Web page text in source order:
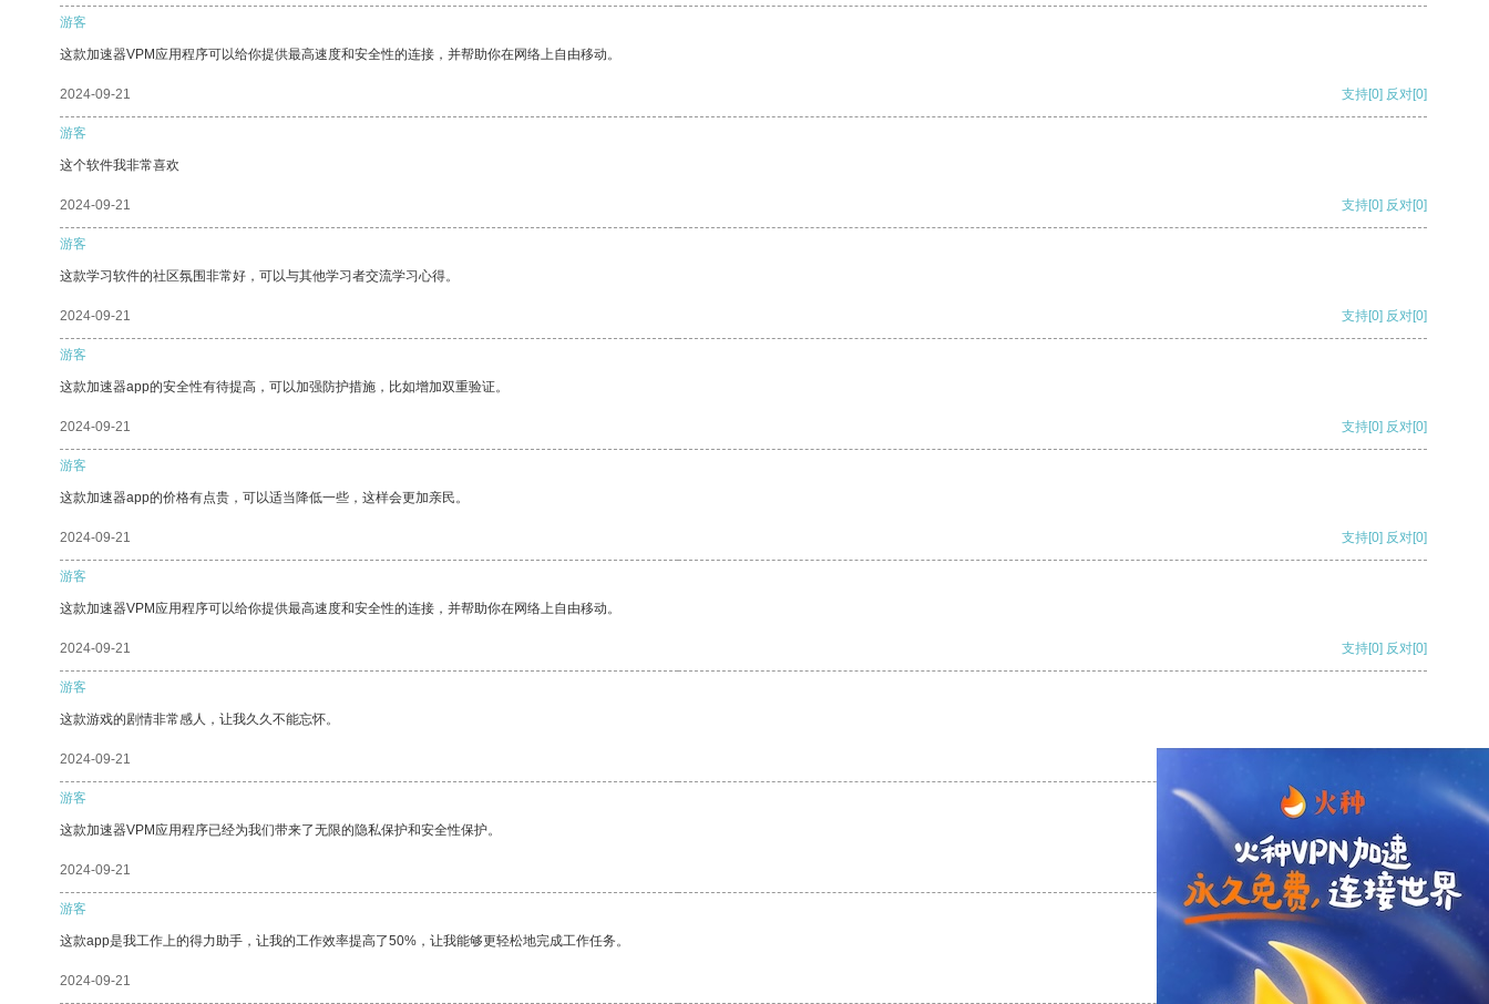
游客
这款加速器VPM应用程序可以给你提供最高速度和安全性的连接，并帮助你在网络上自由移动。
2024-09-21 支持[0] 反对[0]
游客
这个软件我非常喜欢
2024-09-21 支持[0] 反对[0]
游客
这款学习软件的社区氛围非常好，可以与其他学习者交流学习心得。
2024-09-21 支持[0] 反对[0]
游客
这款加速器app的安全性有待提高，可以加强防护措施，比如增加双重验证。
2024-09-21 支持[0] 反对[0]
游客
这款加速器app的价格有点贵，可以适当降低一些，这样会更加亲民。
2024-09-21 支持[0] 反对[0]
游客
这款加速器VPM应用程序可以给你提供最高速度和安全性的连接，并帮助你在网络上自由移动。
2024-09-21 支持[0] 反对[0]
游客
这款游戏的剧情非常感人，让我久久不能忘怀。
2024-09-21
游客
这款加速器VPM应用程序已经为我们带来了无限的隐私保护和安全性保护。
2024-09-21 支持 [0] 反对 [0]
游客
这款app是我工作上的得力助手，让我的工作效率提高了50%，让我能够更轻松地完成工作任务。
2024-09-21 支持